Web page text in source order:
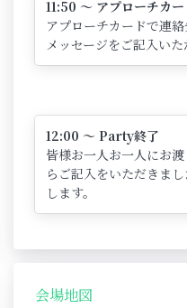
11:50 ～ アプローチカ
アプローチカードで連
メッセージをご記入いた
12:00 ～ Party終了
皆様お一人お一人にお
らご記入をいただきま
します。
会場地図